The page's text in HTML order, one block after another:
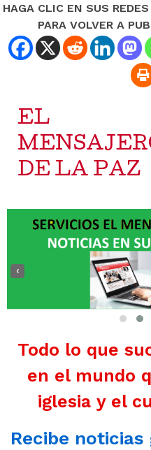
HAGA CLIC EN SUS
PARA VOLVER A
EL
DE LA PAZ
‹
Todo lo que
en el mundo
iglesia y el
Recibe